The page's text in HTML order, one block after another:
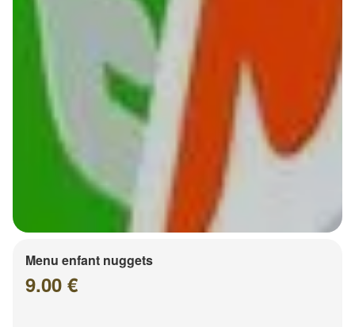
Menu enfant nuggets
9.00 €